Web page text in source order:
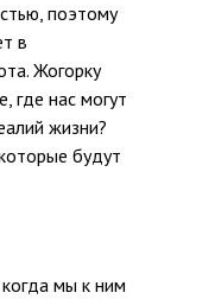
поэтому
в
Жогорку
где нас могут
жизни?
будут
мы к ним